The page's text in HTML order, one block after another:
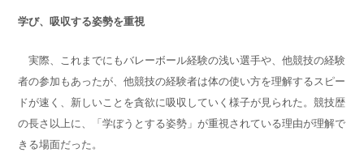
学び、吸収する姿勢を重視
実際、これまでにもバレーボール経験の浅い選手や、他競技の経験
者の参加もあったが、他競技の経験者は体の使い方を理解するスピー
ドが速く、新しいことを貪欲に吸収していく様子が見られた。競技歴
の長さ以上に、「学ぼうとする姿勢」が重視されている理由が理解で
きる場面だった。